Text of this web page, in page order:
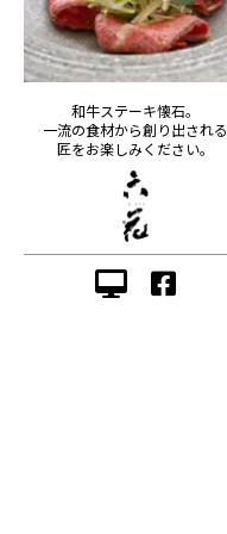
和牛ステーキ懐石。
一流の食材から創り出される
匠をお楽しみください。